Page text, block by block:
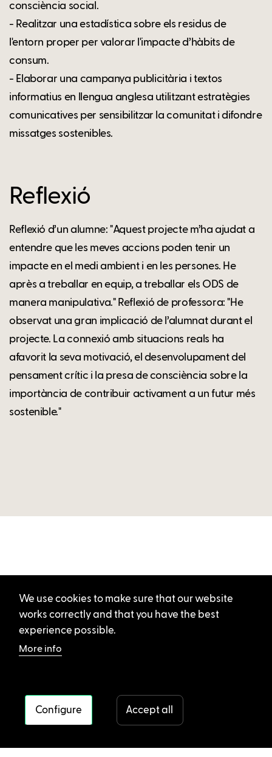
consciència social.
- Realitzar una estadística sobre els residus de
l'entorn proper per valorar l'impacte d’hàbits de
consum.
- Elaborar una campanya publicitària i textos
informatius en llengua anglesa utilitzant estratègies
comunicatives per sensibilitzar la comunitat i difondre
missatges sostenibles.
Reflexió
Reflexió d’un alumne: "Aquest projecte m’ha ajudat a
entendre que les meves accions poden tenir un
impacte en el medi ambient i en les persones. He
après a treballar en equip, a treballar els ODS de
manera manipulativa." Reflexió de professora: "He
observat una gran implicació de l’alumnat durant el
projecte. La connexió amb situacions reals ha
afavorit la seva motivació, el desenvolupament del
pensament crític i la presa de consciència sobre la
importància de contribuir activament a un futur més
sostenible."
We use cookies to make sure that our website
works correctly and that you have the best
experience possible.
More info
Configure Accept all